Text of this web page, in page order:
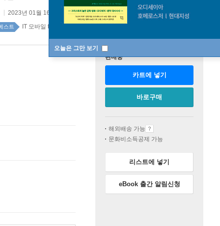
오늘은 그만 보기
2023년 01월 16일 원제 :Programming Rust, Second Edition
스트 IT 모바일 top100 8주
판매중
카트에 넣기
바로구매
해외배송 가능
문화비소득공제 가능
리스트에 넣기
eBook 출간 알림신청